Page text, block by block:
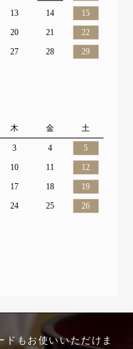
13 14
15
20 21
22
27 28
29
木 金 土
3 4
5
10 11
12
17 18
19
24 25
26
ドもお使いいただけま